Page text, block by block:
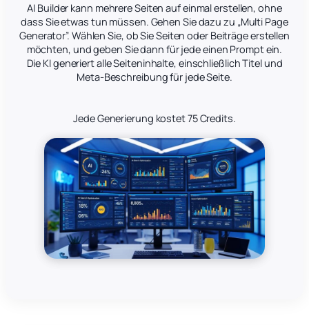
AI Builder kann mehrere Seiten auf einmal erstellen, ohne
dass Sie etwas tun müssen. Gehen Sie dazu zu „Multi Page
Generator”. Wählen Sie, ob Sie Seiten oder Beiträge erstellen
möchten, und geben Sie dann für jede einen Prompt ein.
Die KI generiert alle Seiteninhalte, einschließlich Titel und
Meta-Beschreibung für jede Seite.
Jede Generierung kostet 75 Credits.